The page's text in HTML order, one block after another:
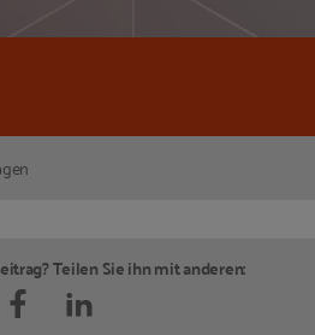
Teilen Sie ihn mit anderen: